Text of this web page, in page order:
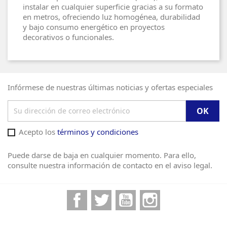
instalar en cualquier superficie gracias a su formato
en metros, ofreciendo luz homogénea, durabilidad
y bajo consumo energético en proyectos
decorativos o funcionales.
Infórmese de nuestras últimas noticias y ofertas especiales
Acepto los términos y condiciones
Puede darse de baja en cualquier momento. Para ello,
consulte nuestra información de contacto en el aviso legal.
FacebookTwitter YouTube